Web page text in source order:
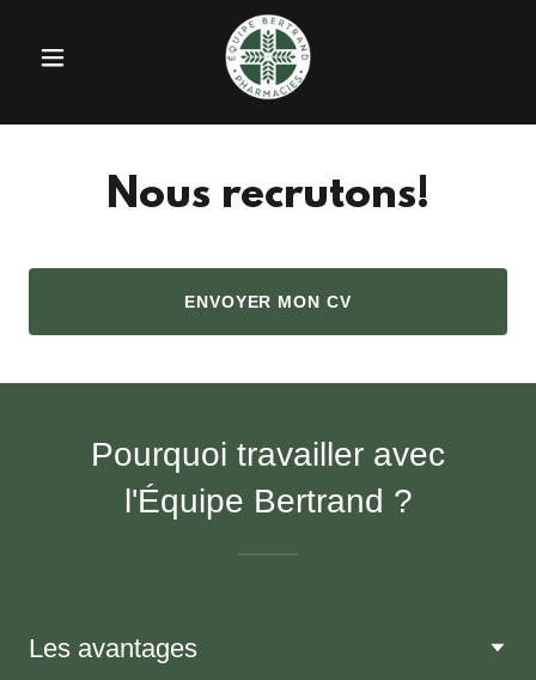
Nous recrutons!
ENVOYER MON CV
Pourquoi travailler avec
l'Équipe Bertrand ?
Les avantages